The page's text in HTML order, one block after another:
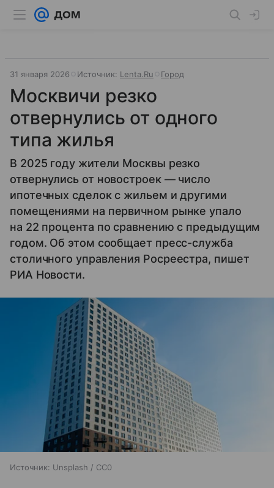
31 января 2026 Источник: Lenta.Ru Город
Москвичи резко
отвернулись от одного
типа жилья
В 2025 году жители Москвы резко
отвернулись от новостроек — число
ипотечных сделок с жильем и другими
помещениями на первичном рынке упало
на 22 процента по сравнению с предыдущим
годом. Об этом сообщает пресс-служба
столичного управления Росреестра, пишет
РИА Новости.
Источник: Unsplash / CC0